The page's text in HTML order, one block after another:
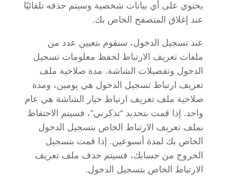
يحتوي على أي بيانات شخصية وسيتم حذفه تلقائيًا
عند إغلاق المتصفح الخاص بك.
عند تسجيل الدخول، سنقوم بتعيين عدد من
ملفات تعريف الارتباط لحفظ معلومات تسجيل
الدخول وتفضيلات الشاشة. مدة صلاحية ملف
تعريف ارتباط تسجيل الدخول هي يومين، ومدة
صلاحية ملف تعريف ارتباط خيار الشاشة هي عام
واحد. إذا قمت بتحديد “تذكرني”، فسيتم الاحتفاظ
بملف تعريف الارتباط الخاص بتسجيل الدخول
الخاص بك لمدة أسبوعين. إذا قمت بتسجيل
الخروج من حسابك، فسيتم حذف ملف تعريف
الارتباط الخاص بتسجيل الدخول.